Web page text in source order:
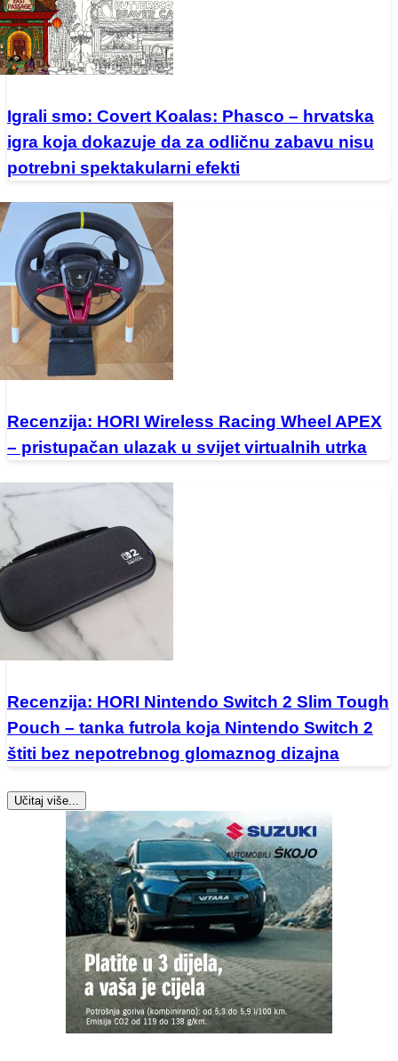
Igrali smo: Covert Koalas: Phasco – hrvatska
igra koja dokazuje da za odličnu zabavu nisu
potrebni spektakularni efekti
Recenzija: HORI Wireless Racing Wheel APEX
– pristupačan ulazak u svijet virtualnih utrka
Recenzija: HORI Nintendo Switch 2 Slim Tough
Pouch – tanka futrola koja Nintendo Switch 2
štiti bez nepotrebnog glomaznog dizajna
Učitaj više...